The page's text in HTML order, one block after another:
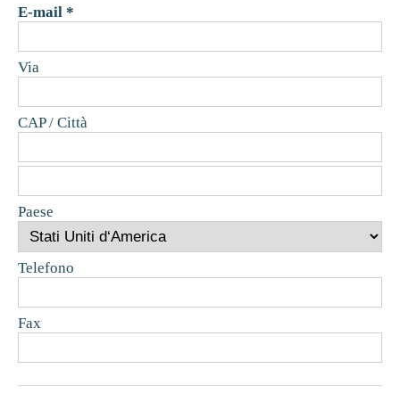
E-mail *
Via
CAP / Città
Paese
Telefono
Fax